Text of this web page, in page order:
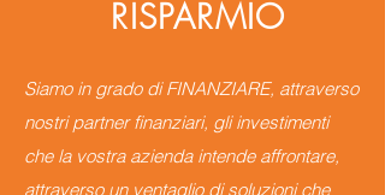
RISPARMIO
Siamo in grado di FINANZIARE, attraverso
nostri partner finanziari, gli investimenti
che la vostra azienda intende affrontare,
attraverso un ventaglio di soluzioni che